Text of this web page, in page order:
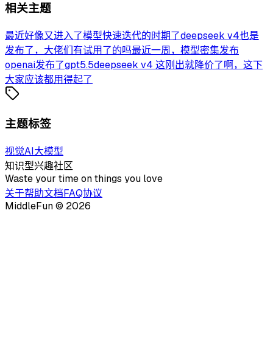
相关主题
最近好像又进入了模型快速迭代的时期了deepseek v4也是
发布了，大佬们有试用了的吗最近一周，模型密集发布
openai发布了gpt5.5deepseek v4 这刚出就降价了啊，这下
大家应该都用得起了
主题标签
视觉AI大模型
知识型兴趣社区
Waste your time on things you love
关于帮助文档FAQ协议
MiddleFun © 2026